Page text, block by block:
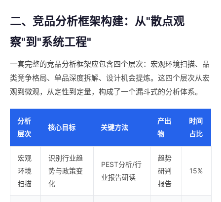
二、竞品分析框架构建：从"散点观
察"到"系统工程"
一套完整的竞品分析框架应包含四个层次：宏观环境扫描、品
类竞争格局、单品深度拆解、设计机会提炼。这四个层次从宏
观到微观，从定性到定量，构成了一个漏斗式的分析体系。
分析
层次
核心目标 关键方法
产出
物
时间
占比
宏观
环境
扫描
识别行业趋
势与政策变
化
PEST分析/行
业报告研读
趋势
研判
报告
15%